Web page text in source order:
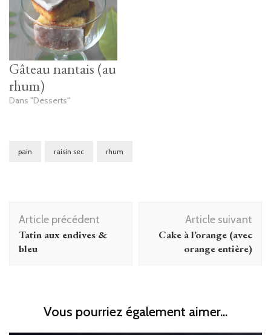
Gâteau nantais (au
rhum)
Dans "Desserts"
pain raisin sec rhum
Navigation
d'article
Article précédent
Tatin aux endives &
bleu
Article suivant
Cake à l’orange (avec
orange entière)
Vous pourriez également aimer...